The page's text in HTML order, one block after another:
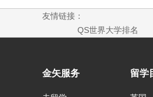
友情链接：
QS世界大学排名
金矢服务 留学